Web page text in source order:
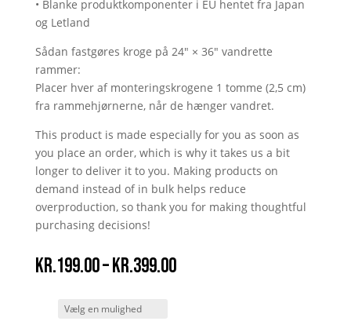
• Blanke produktkomponenter i EU hentet fra Japan
og Letland
Sådan fastgøres kroge på 24″ × 36″ vandrette
rammer:
Placer hver af monteringskrogene 1 tomme (2,5 cm)
fra rammehjørnerne, når de hænger vandret.
This product is made especially for you as soon as
you place an order, which is why it takes us a bit
longer to deliver it to you. Making products on
demand instead of in bulk helps reduce
overproduction, so thank you for making thoughtful
purchasing decisions!
kr.199.00–kr.399.00Prisinterval: